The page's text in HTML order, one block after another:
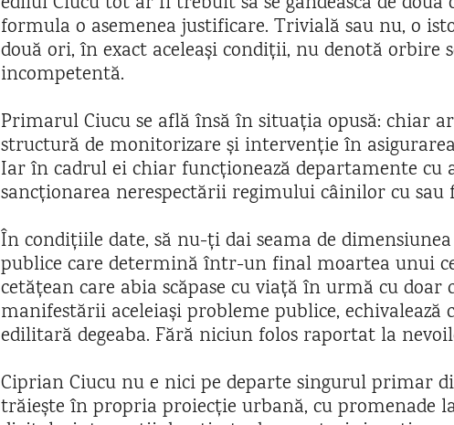
formula o asemenea justificare. Trivială sau nu, o
două ori, în exact aceleași condiții, nu denotă orbire
incompetentă.
Primarul Ciucu se află însă în situația opusă: chiar
structură de monitorizare și intervenție în
Iar în cadrul ei chiar funcționează departamente
sancționarea nerespectării regimului câinilor cu sau
În condițiile date, să nu-ți dai seama de
publice care determină într-un final moartea unui
cetățean care abia scăpase cu viață în urmă cu
manifestării aceleiași probleme publice, echivalează
edilitară degeaba. Fără niciun folos raportat la
Ciprian Ciucu nu e nici pe departe singurul primar
trăiește în propria proiecție urbană, cu promenade